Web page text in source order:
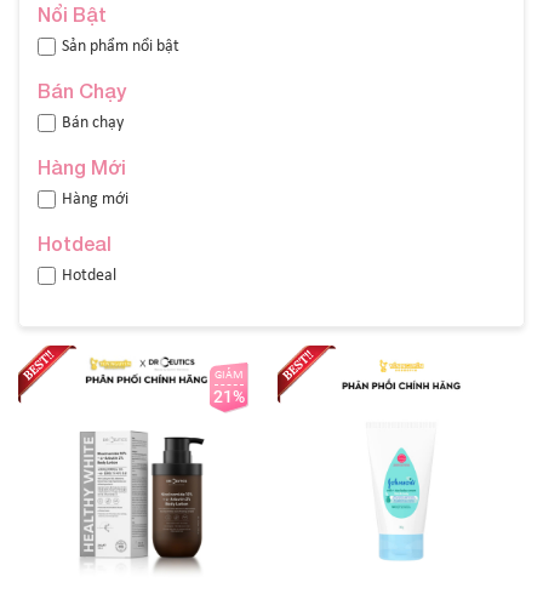
Nổi Bật
Sản phẩm nổi bật
Bán Chạy
Bán chạy
Hàng Mới
Hàng mới
Hotdeal
Hotdeal
GIẢM
21%